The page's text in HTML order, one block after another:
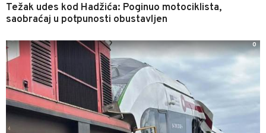
Težak udes kod Hadžića: Poginuo motociklista,
saobraćaj u potpunosti obustavljen
0